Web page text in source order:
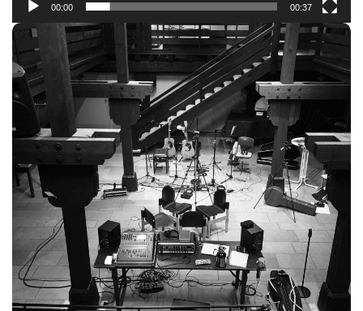
00:00 00:37